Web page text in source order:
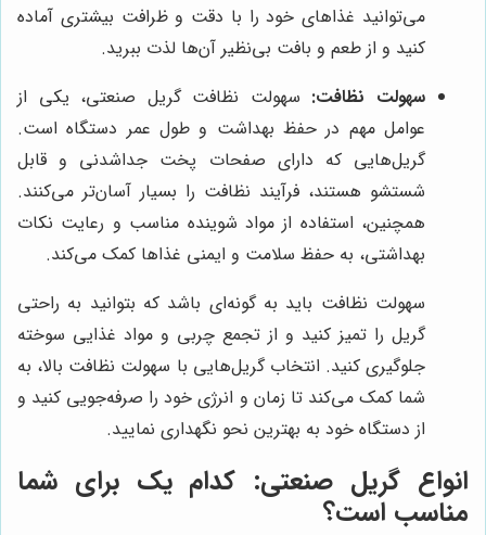
می‌توانید غذاهای خود را با دقت و ظرافت بیشتری آماده
کنید و از طعم و بافت بی‌نظیر آن‌ها لذت ببرید.
سهولت نظافت: سهولت نظافت گریل صنعتی، یکی از
عوامل مهم در حفظ بهداشت و طول عمر دستگاه است.
گریل‌هایی که دارای صفحات پخت جداشدنی و قابل
شستشو هستند، فرآیند نظافت را بسیار آسان‌تر می‌کنند.
همچنین، استفاده از مواد شوینده مناسب و رعایت نکات
بهداشتی، به حفظ سلامت و ایمنی غذاها کمک می‌کند.
سهولت نظافت باید به گونه‌ای باشد که بتوانید به راحتی
گریل را تمیز کنید و از تجمع چربی و مواد غذایی سوخته
جلوگیری کنید. انتخاب گریل‌هایی با سهولت نظافت بالا، به
شما کمک می‌کند تا زمان و انرژی خود را صرفه‌جویی کنید و
از دستگاه خود به بهترین نحو نگهداری نمایید.
انواع گریل صنعتی: کدام یک برای شما
مناسب است؟